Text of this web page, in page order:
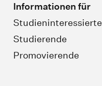
Informationen für
Studieninteressierte
Studierende
Promovierende